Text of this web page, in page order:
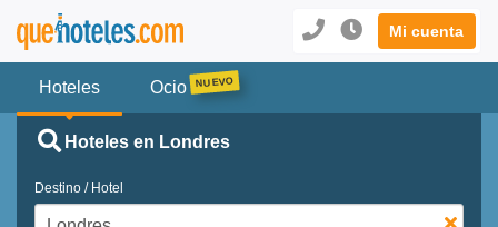
Mi cuenta
Hoteles Ocio
Hoteles en Londres
Destino / Hotel